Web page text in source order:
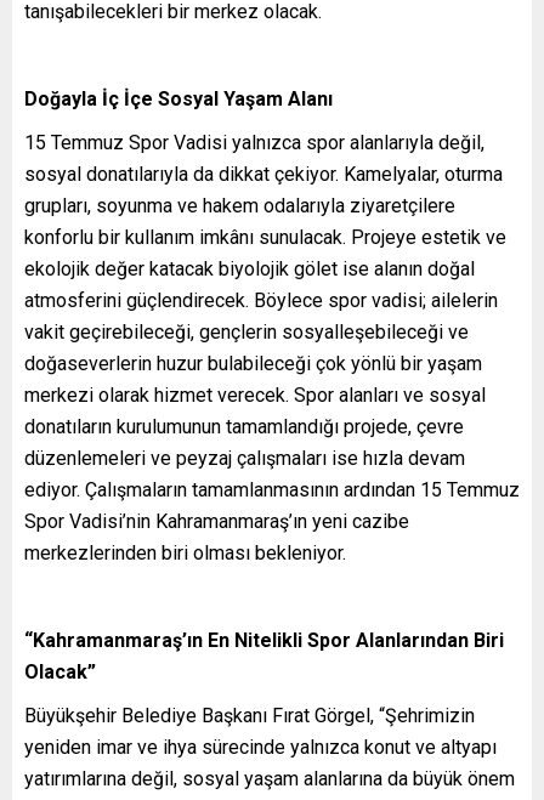
tanışabilecekleri bir merkez olacak.
Doğayla İç İçe Sosyal Yaşam Alanı
15 Temmuz Spor Vadisi yalnızca spor alanlarıyla değil,
sosyal donatılarıyla da dikkat çekiyor. Kamelyalar, oturma
grupları, soyunma ve hakem odalarıyla ziyaretçilere
konforlu bir kullanım imkânı sunulacak. Projeye estetik ve
ekolojik değer katacak biyolojik gölet ise alanın doğal
atmosferini güçlendirecek. Böylece spor vadisi; ailelerin
vakit geçirebileceği, gençlerin sosyalleşebileceği ve
doğaseverlerin huzur bulabileceği çok yönlü bir yaşam
merkezi olarak hizmet verecek. Spor alanları ve sosyal
donatıların kurulumunun tamamlandığı projede, çevre
düzenlemeleri ve peyzaj çalışmaları ise hızla devam
ediyor. Çalışmaların tamamlanmasının ardından 15 Temmuz
Spor Vadisi’nin Kahramanmaraş’ın yeni cazibe
merkezlerinden biri olması bekleniyor.
“Kahramanmaraş’ın En Nitelikli Spor Alanlarından Biri
Olacak”
Büyükşehir Belediye Başkanı Fırat Görgel, “Şehrimizin
yeniden imar ve ihya sürecinde yalnızca konut ve altyapı
yatırımlarına değil, sosyal yaşam alanlarına da büyük önem